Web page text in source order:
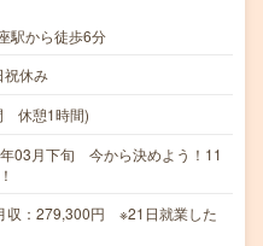
駅から徒歩6分
休み
休憩1時間)
03月下旬 今から決めよう！11
：279,300円 ※21日就業した